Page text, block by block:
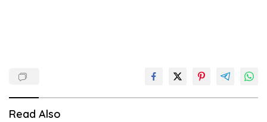
Read Also